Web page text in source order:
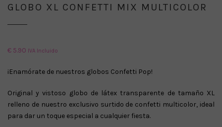
GLOBO XL CONFETTI MIX MULTICOLOR
€ 5.90 IVA Incluido
¡Enamórate de nuestros globos Confetti Pop!
Original y vistoso globo de látex transparente de tamaño XL
relleno de nuestro exclusivo surtido de confetti multicolor, ideal
para dar un toque especial a cualquier fiesta.